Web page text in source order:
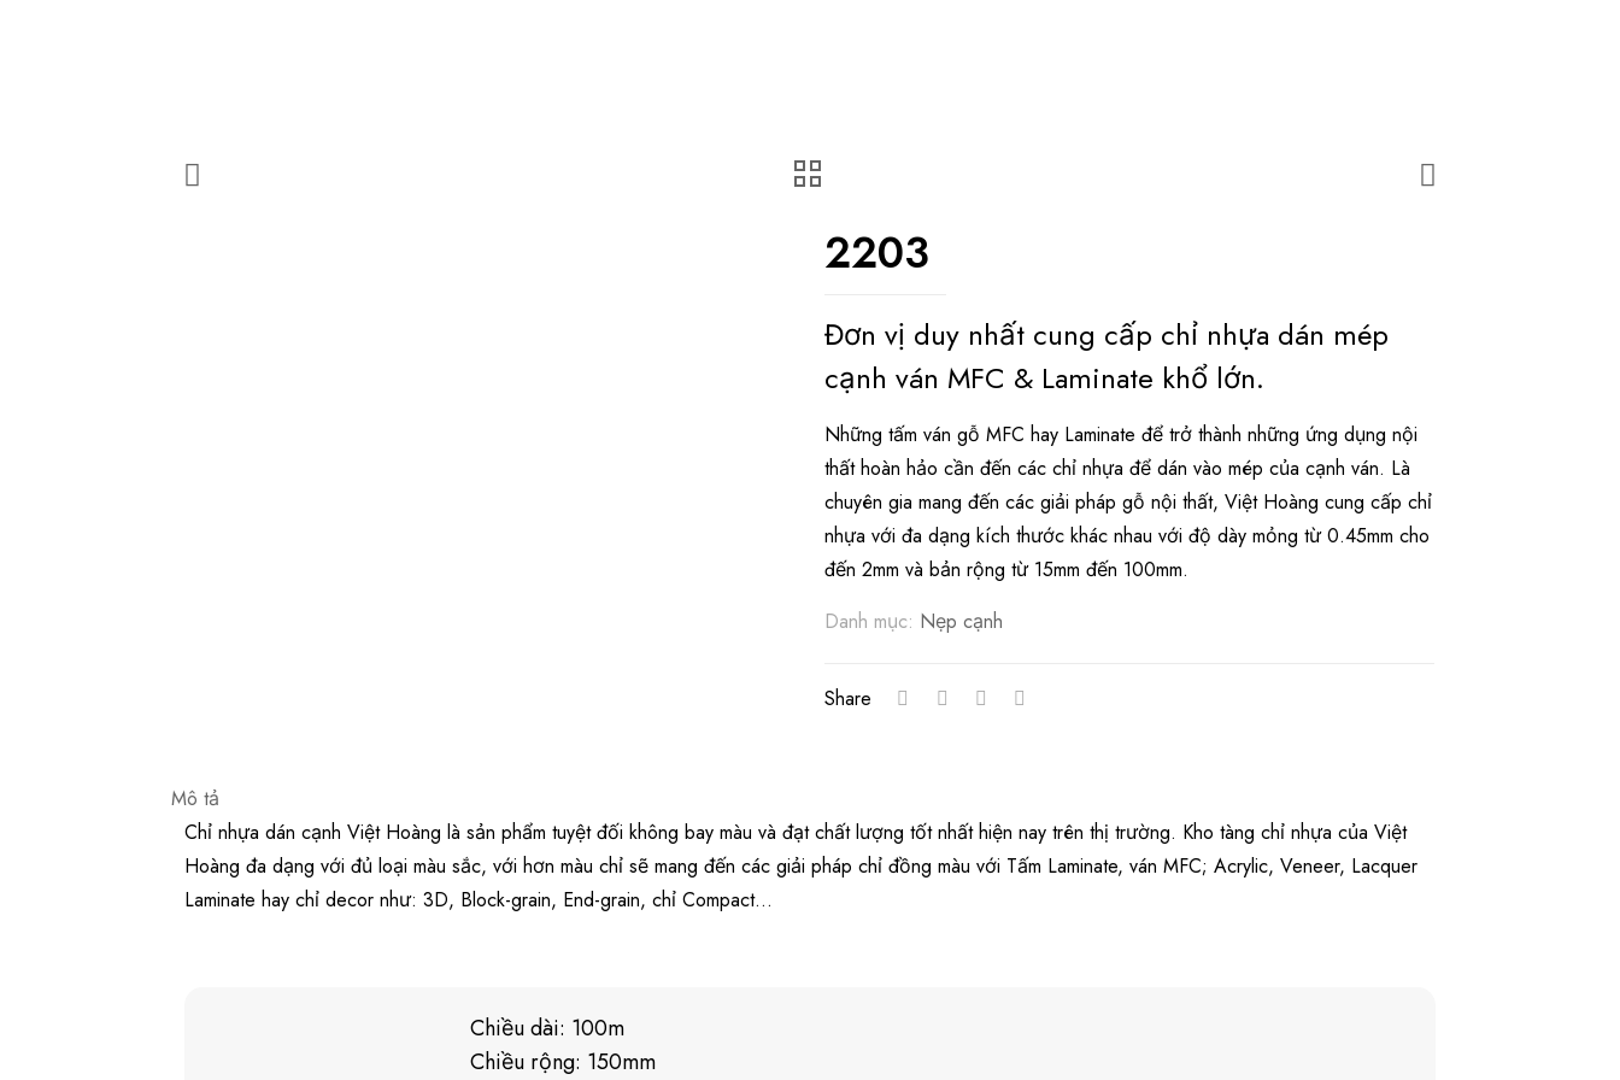
2203
Đơn vị duy nhất cung cấp chỉ nhựa dán mép
cạnh ván MFC & Laminate khổ lớn.
Những tấm ván gỗ MFC hay Laminate để trở thành những ứng dụng nội
thất hoàn hảo cần đến các chỉ nhựa để dán vào mép của cạnh ván. Là
chuyên gia mang đến các giải pháp gỗ nội thất, Việt Hoàng cung cấp chỉ
nhựa với đa dạng kích thước khác nhau với độ dày mỏng từ 0.45mm cho
đến 2mm và bản rộng từ 15mm đến 100mm.
Danh mục: Nẹp cạnh
Share
Mô tả
Chỉ nhựa dán cạnh Việt Hoàng là sản phẩm tuyệt đối không bay màu và đạt chất lượng tốt nhất hiện nay trên thị trường. Kho tàng chỉ nhựa của Việt
Hoàng đa dạng với đủ loại màu sắc, với hơn màu chỉ sẽ mang đến các giải pháp chỉ đồng màu với Tấm Laminate, ván MFC; Acrylic, Veneer, Lacquer
Laminate hay chỉ decor như: 3D, Block-grain, End-grain, chỉ Compact…
Chiều dài: 100m
Chiều rộng: 150mm